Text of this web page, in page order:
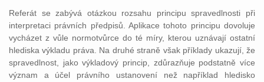
Referát se zabývá otázkou rozsahu principu spravedlnosti při
interpretaci právních předpisů. Aplikace tohoto principu dovoluje
vycházet z vůle normotvůrce do té míry, kterou uznávají ostatní
hlediska výkladu práva. Na druhé straně však příklady ukazují, že
spravedlnost, jako výkladový princip, zdůrazňuje podstatně více
význam a účel právního ustanovení než například hledisko